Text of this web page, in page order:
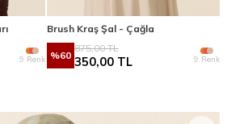
9 Renk
Brush Kraş Şal - Çağla
%60
875,00TL
350,00 TL 9 Renk